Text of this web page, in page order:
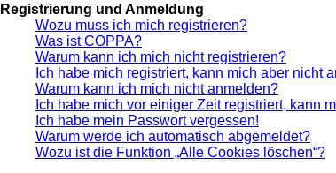
Registrierung und Anmeldung
Wozu muss ich mich registrieren?
Was ist COPPA?
Warum kann ich mich nicht registrieren?
Ich habe mich registriert, kann mich aber nicht
Warum kann ich mich nicht anmelden?
Ich habe mich vor einiger Zeit registriert, kann
Ich habe mein Passwort vergessen!
Warum werde ich automatisch abgemeldet?
Wozu ist die Funktion „Alle Cookies löschen“?